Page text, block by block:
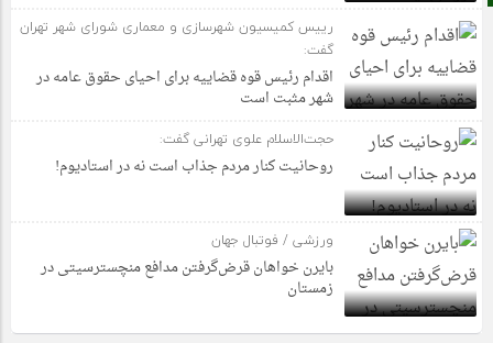
رییس کمیسیون شهرسازی و معماری شورای شهر تهران
گفت:
اقدام رئیس قوه قضاییه برای احیای حقوق عامه در
شهر مثبت است
حجت‌الاسلام علوی تهرانی گفت:
روحانیت کنار مردم جذاب است نه در استادیوم!
ورزشی / فوتبال جهان
بایرن خواهان قرض‌گرفتن مدافع منچسترسیتی در
زمستان